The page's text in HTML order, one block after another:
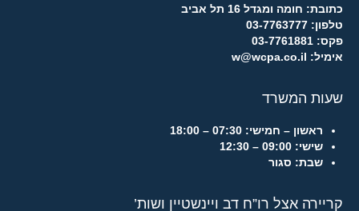
כתובת: חומה ומגדל 16 תל אביב
טלפון: 03-7763777
פקס: 03-7761881
אימיל: w@wcpa.co.il
שעות המשרד
ראשון – חמישי: 07:30 – 18:00
שישי: 09:00 – 12:30
שבת: סגור
קריירה אצל רו”ח דב ויינשטיין ושות’